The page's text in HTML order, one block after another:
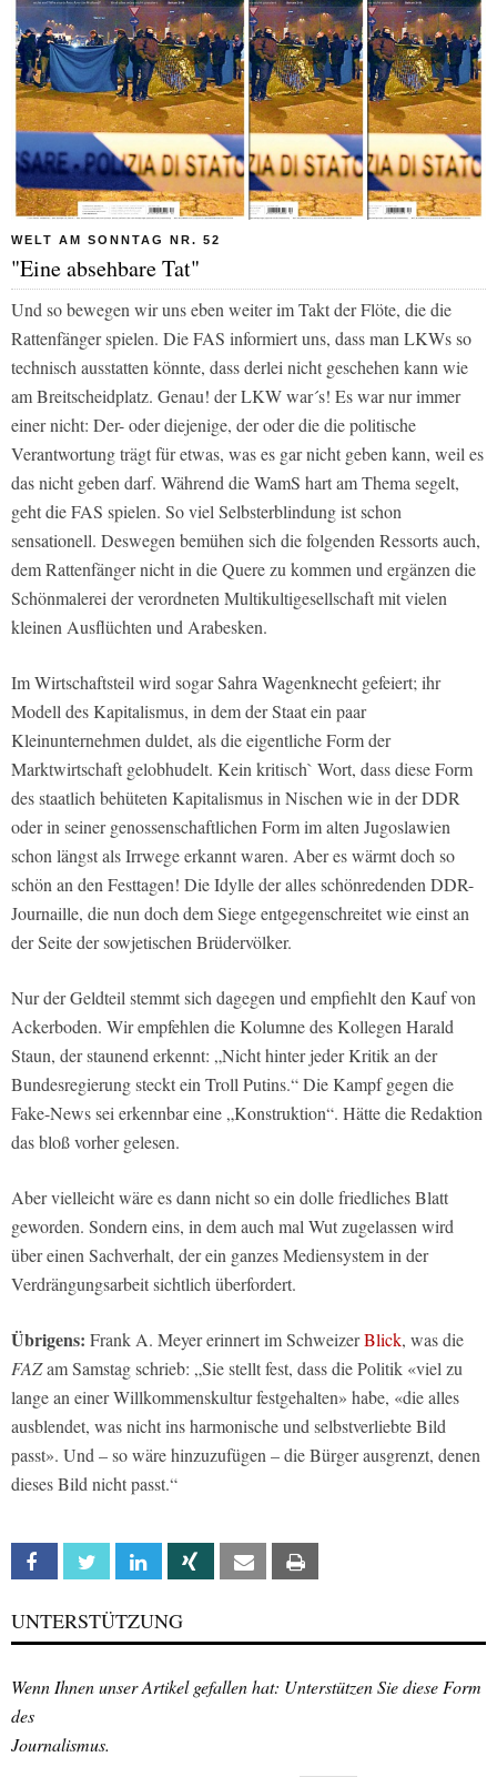
WELT AM SONNTAG NR. 52
"Eine absehbare Tat"
Und so bewegen wir uns eben weiter im Takt der Flöte, die die
Rattenfänger spielen. DieFAS informiert uns, dass man LKWs so
technisch ausstatten könnte, dass derlei nicht geschehen kann wie
am Breitscheidplatz. Genau! der LKW war´s! Es war nur immer
einer nicht: Der- oder diejenige, der oder die die politische
Verantwortung trägt für etwas, was es gar nicht geben kann, weil es
das nicht geben darf. Während dieWamS hart am Thema segelt,
geht dieFAS spielen. So viel Selbsterblindung ist schon
sensationell. Deswegen bemühen sich die folgenden Ressorts auch,
dem Rattenfänger nicht in die Quere zu kommen und ergänzen die
Schönmalerei der verordneten Multikultigesellschaft mit vielen
kleinen Ausflüchten und Arabesken.
Im Wirtschaftsteil wird sogar Sahra Wagenknecht gefeiert; ihr
Modell des Kapitalismus, in dem der Staat ein paar
Kleinunternehmen duldet, als die eigentliche Form der
Marktwirtschaft gelobhudelt. Kein kritisch` Wort, dass diese Form
des staatlich behüteten Kapitalismus in Nischen wie in der DDR
oder in seiner genossenschaftlichen Form im alten Jugoslawien
schon längst als Irrwege erkannt waren. Aber es wärmt doch so
schön an den Festtagen! Die Idylle der alles schönredenden DDR-
Journaille, die nun doch dem Siege entgegenschreitet wie einst an
der Seite der sowjetischen Brüdervölker.
Nur der Geldteil stemmt sich dagegen und empfiehlt den Kauf von
Ackerboden. Wir empfehlen die Kolumne des Kollegen Harald
Staun, der staunend erkennt: „Nicht hinter jeder Kritik an der
Bundesregierung steckt ein Troll Putins.“ Die Kampf gegen die
Fake-News sei erkennbar eine „Konstruktion“. Hätte die Redaktion
das bloß vorher gelesen.
Aber vielleicht wäre es dann nicht so ein dolle friedliches Blatt
geworden. Sondern eins, in dem auch mal Wut zugelassen wird
über einen Sachverhalt, der ein ganzes Mediensystem in der
Verdrängungsarbeit sichtlich überfordert.
Übrigens: Frank A. Meyer erinnert im SchweizerBlick, was die
FAZam Samstag schrieb: „Sie stellt fest, dass die Politik «viel zu
lange an einer Willkommenskultur festgehalten» habe, «die alles
ausblendet, was nicht ins harmonische und selbstverliebte Bild
passt». Und – so wäre hinzuzufügen – die Bürger ausgrenzt, denen
dieses Bild nicht passt.“
Facebook Twitter Linkedin Xing Email
UNTERSTÜTZUNG
Wenn Ihnen unser Artikel gefallen hat: Unterstützen Sie diese Form
des
Journalismus.